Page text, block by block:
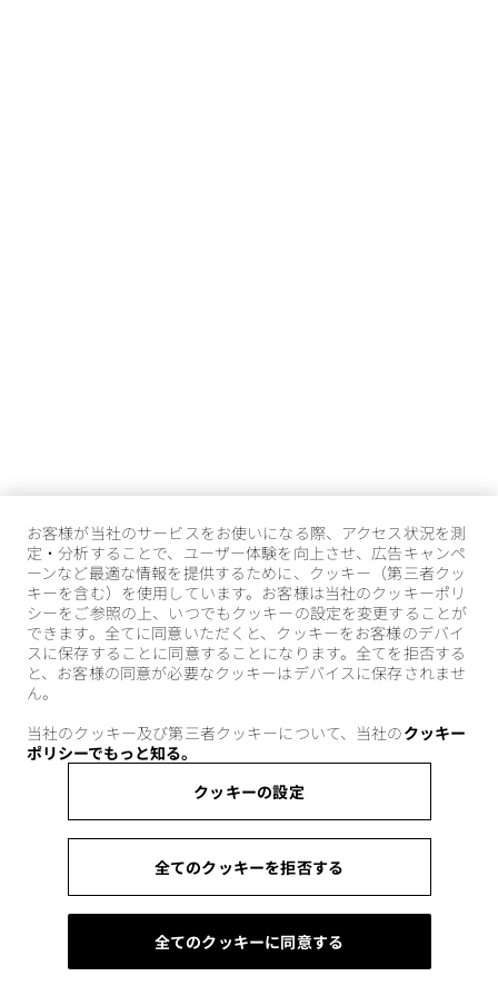
お客様が当社のサービスをお使いになる際、アクセス状況を測
定・分析することで、ユーザー体験を向上させ、広告キャンペ
ーンなど最適な情報を提供するために、クッキー（第三者クッ
キーを含む）を使用しています。お客様は当社のクッキーポリ
シーをご参照の上、いつでもクッキーの設定を変更することが
できます。全てに同意いただくと、クッキーをお客様のデバイ
スに保存することに同意することになります。全てを拒否する
と、お客様の同意が必要なクッキーはデバイスに保存されませ
ん。
当社のクッキー及び第三者クッキーについて、当社のクッキー
ポリシーでもっと知る。
クッキーの設定
全てのクッキーを拒否する
全てのクッキーに同意する